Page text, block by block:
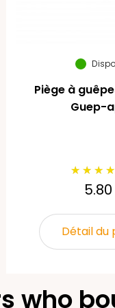
Piège à
Guep-
Détail du
who